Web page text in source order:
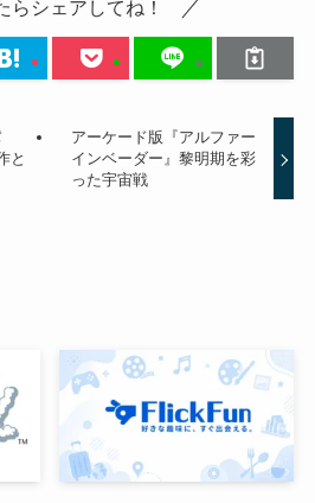
らシェアしてね！
と
アーケード版『アルファー
インベーダー』黎明期を彩
った宇宙戦